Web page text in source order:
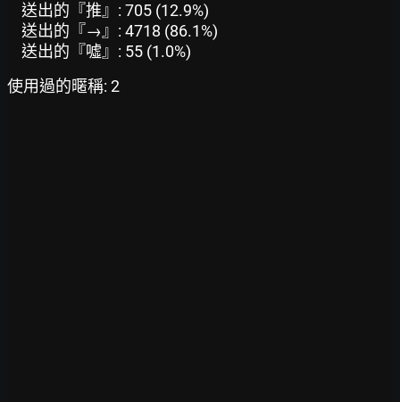
送出的『推』: 705 (12.9%)
送出的『→』: 4718 (86.1%)
送出的『噓』: 55 (1.0%)
使用過的暱稱: 2